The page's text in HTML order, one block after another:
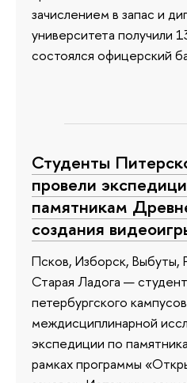
зачислением в запас и
университета получили
состоялся офицерский
Студенты
провели
памятникам
создания
Псков, Изборск,
Старая Ладога —
петербургского
междисциплинарной
экспедиции по
рамках программы